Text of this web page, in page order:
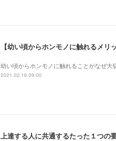
【幼い頃からホンモノに触れるメリ
幼い頃からホンモノに 触れることがなぜ大
2021.02.16 09:00
上達する人に共通するたった１つの